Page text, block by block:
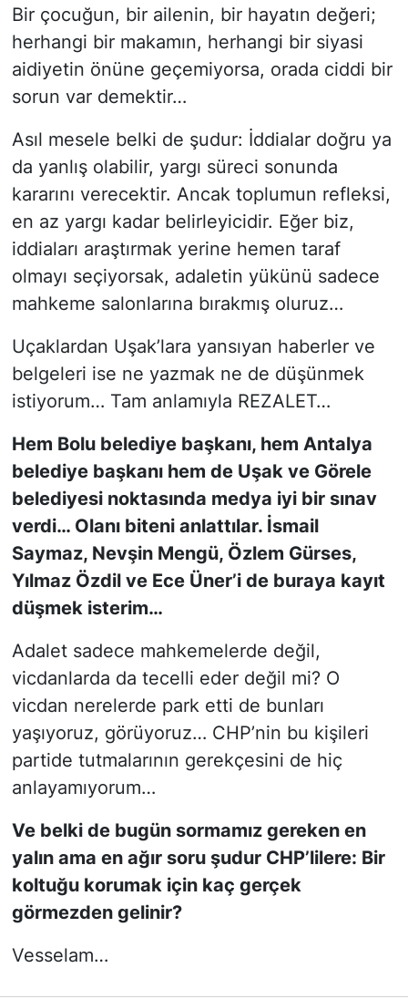
Bir çocuğun, bir ailenin, bir hayatın değeri;
herhangi bir makamın, herhangi bir siyasi
aidiyetin önüne geçemiyorsa, orada ciddi bir
sorun var demektir…
Asıl mesele belki de şudur: İddialar doğru ya
da yanlış olabilir, yargı süreci sonunda
kararını verecektir. Ancak toplumun refleksi,
en az yargı kadar belirleyicidir. Eğer biz,
iddiaları araştırmak yerine hemen taraf
olmayı seçiyorsak, adaletin yükünü sadece
mahkeme salonlarına bırakmış oluruz…
Uçaklardan Uşak’lara yansıyan haberler ve
belgeleri ise ne yazmak ne de düşünmek
istiyorum… Tam anlamıyla REZALET…
Hem Bolu belediye başkanı, hem Antalya
belediye başkanı hem de Uşak ve Görele
belediyesi noktasında medya iyi bir sınav
verdi… Olanı biteni anlattılar. İsmail
Saymaz, Nevşin Mengü, Özlem Gürses,
Yılmaz Özdil ve Ece Üner’i de buraya kayıt
düşmek isterim…
Adalet sadece mahkemelerde değil,
vicdanlarda da tecelli eder değil mi? O
vicdan nerelerde park etti de bunları
yaşıyoruz, görüyoruz… CHP’nin bu kişileri
partide tutmalarının gerekçesini de hiç
anlayamıyorum…
Ve belki de bugün sormamız gereken en
yalın ama en ağır soru şudur CHP’lilere: Bir
koltuğu korumak için kaç gerçek
görmezden gelinir?
Vesselam…